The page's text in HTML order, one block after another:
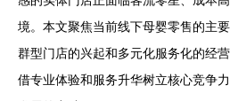
境。本文聚焦当前线下母婴零售的主
群型门店的兴起和多元化服务化的经
借专业体验和服务升华树立核心竞争